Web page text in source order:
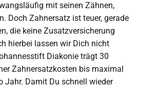
mit seinen Zähnen,
Doch Zahnersatz ist teuer, gerade
die keine Zusatzversicherung
hierbei lassen wir Dich nicht
Diakonie trägt 30
Zahnersatzkosten bis maximal
Jahr. Damit Du schnell wieder